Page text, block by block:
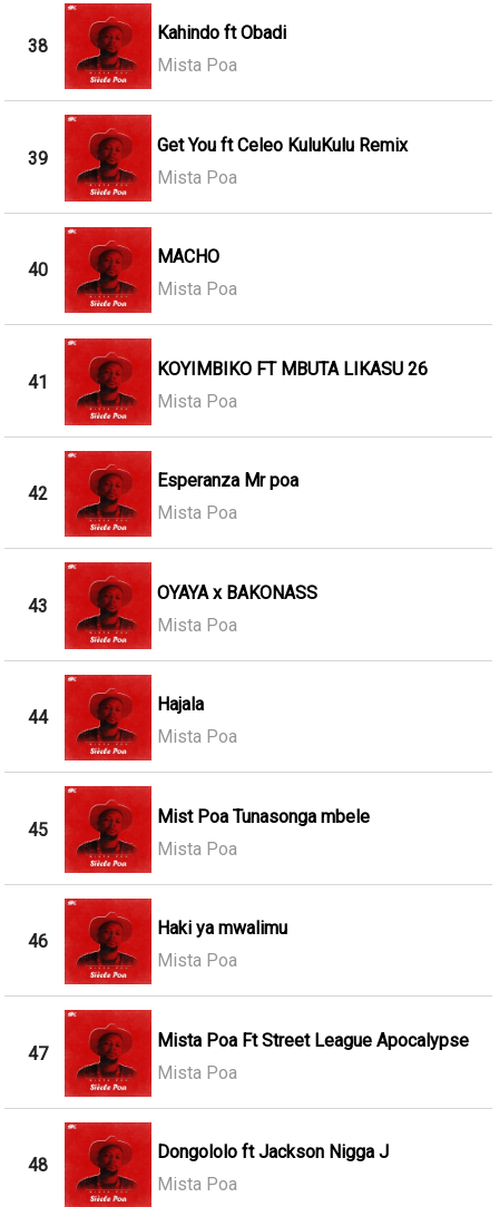
38
Kahindo ft Obadi
Mista Poa
39
Get You ft Celeo KuluKulu Remix
Mista Poa
40
MACHO
Mista Poa
41
KOYIMBIKO FT MBUTA LIKASU 26
Mista Poa
42
Esperanza Mr poa
Mista Poa
43
OYAYA x BAKONASS
Mista Poa
44
Hajala
Mista Poa
45
Mist Poa Tunasonga mbele
Mista Poa
46
Haki ya mwalimu
Mista Poa
47
Mista Poa Ft Street League Apocalypse
Mista Poa
48
Dongololo ft Jackson Nigga J
Mista Poa